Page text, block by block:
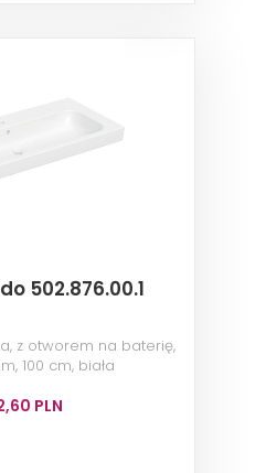
502.876.00.1
z otworem na baterię,
100 cm, biała
PLN